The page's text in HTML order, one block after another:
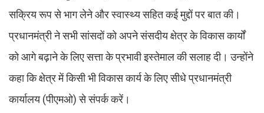
सक्रिय रूप से भाग लेने और स्वास्थ्य सहित कई मुद्दों पर बात की।
प्रधानमंत्री ने सभी सांसदों को अपने संसदीय क्षेत्र के विकास कार्यों
को आगे बढ़ाने के लिए सत्ता के प्रभावी इस्तेमाल की सलाह दी। उन्होंने
कहा कि क्षेत्र में किसी भी विकास कार्य के लिए सीधे प्रधानमंत्री
कार्यालय (पीएमओ) से संपर्क करें।